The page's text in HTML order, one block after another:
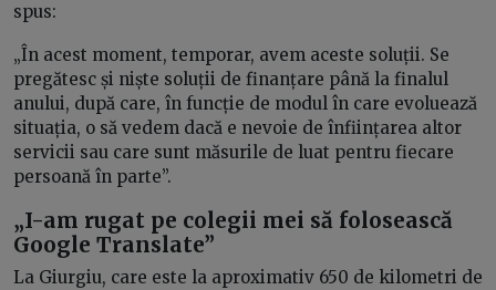
spus:
„În acest moment, temporar, avem aceste soluții. Se
pregătesc și niște soluții de finanțare până la finalul
anului, după care, în funcție de modul în care evoluează
situația, o să vedem dacă e nevoie de înființarea altor
servicii sau care sunt măsurile de luat pentru fiecare
persoană în parte”.
„I-am rugat pe colegii mei să folosească
Google Translate”
La Giurgiu, care este la aproximativ 650 de kilometri de